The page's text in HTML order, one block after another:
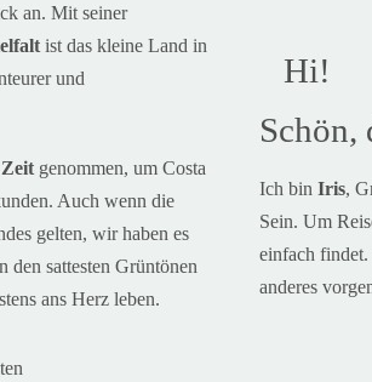
an. Mit seiner
istdas kleine Land in
und
Zeit genommen, um Costa
Auch wenn die
gelten, wir haben es
sattesten Grüntönen
ans Herz leben.
Hi!
Schön,
Ich bin Iris,
Sein. Um
einfach
anderes